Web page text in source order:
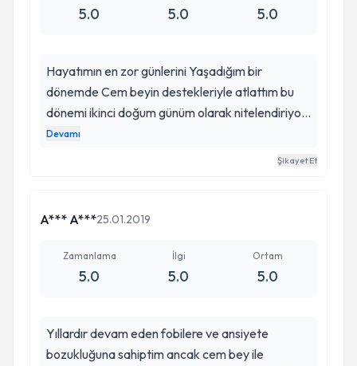
5.0 5.0 5.0
Hayatımın en zor günlerini Yaşadığım bir
dönemde Cem beyin destekleriyle atlattım bu
dönemi ikinci doğum günüm olarak nitelendiriyor
hem bağımlılığım olan alkolden hem de
anksiyeteden kurtuldum bugün hayatım tüm
Devamı
Şikayet Et
A*** A***25.01.2019
Zamanlama
5.0
İlgi
5.0
Ortam
5.0
Yıllardır devam eden fobilere ve ansiyete
bozukluğuna sahiptim ancak cem bey ile